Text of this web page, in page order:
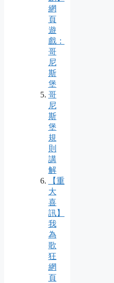
網
頁
遊
戲：
哥
尼
斯
堡
哥
尼
斯
堡
規
則
講
解
【重
大
喜
訊】
我
為
歌
狂
網
頁